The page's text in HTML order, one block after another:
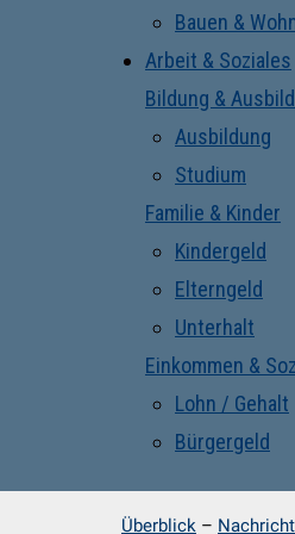
Bauen &
Arbeit & Soziales
Bildung &
Ausbildung
Studium
Familie & Kinder
Kindergeld
Elterngeld
Unterhalt
Einkommen &
Lohn / Gehalt
Bürgergeld
Überblick –